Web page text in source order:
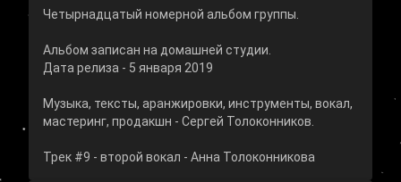
Четырнадцатый номерной альбом группы.
Альбом записан на домашней студии.
Дата релиза - 5 января 2019
Музыка, тексты, аранжировки, инструменты, вокал,
мастеринг, продакшн - Сергей Толоконников.